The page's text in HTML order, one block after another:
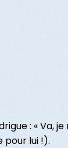
: « Va,
pour lui !).